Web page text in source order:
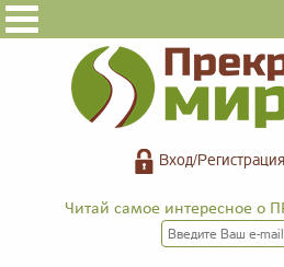
Вход/Регистрация
Читай самое интересное